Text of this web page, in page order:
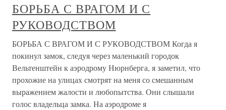
БОРЬБА С ВРАГОМ И С
РУКОВОДСТВОМ
БОРЬБА С ВРАГОМ И С РУКОВОДСТВОМ Когда я
покинул замок, следуя через маленький городок
Вельтенштейн к аэродрому Нюрнберга, я заметил, что
прохожие на улицах смотрят на меня со смешанным
выражением жалости и любопытства. Они слышали
голос владельца замка. На аэродроме я